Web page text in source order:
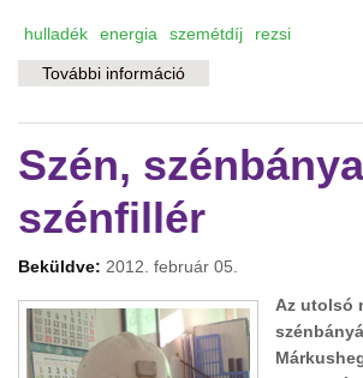
hulladék energia szemétdíj rezsi
További információ
Szén,
szénfillér
Beküldve: 2012. február 05.
Az utolsó